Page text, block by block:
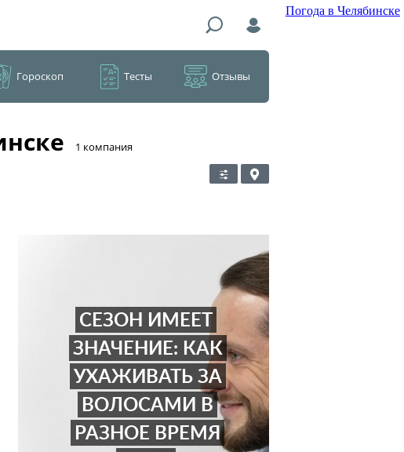
Погода в Челябинске
Гороскоп Тесты Отзывы
​1 компания
СЕЗОН ИМЕЕТ
ЗНАЧЕНИЕ: КАК
УХАЖИВАТЬ ЗА
ВОЛОСАМИ В
РАЗНОЕ ВРЕМЯ